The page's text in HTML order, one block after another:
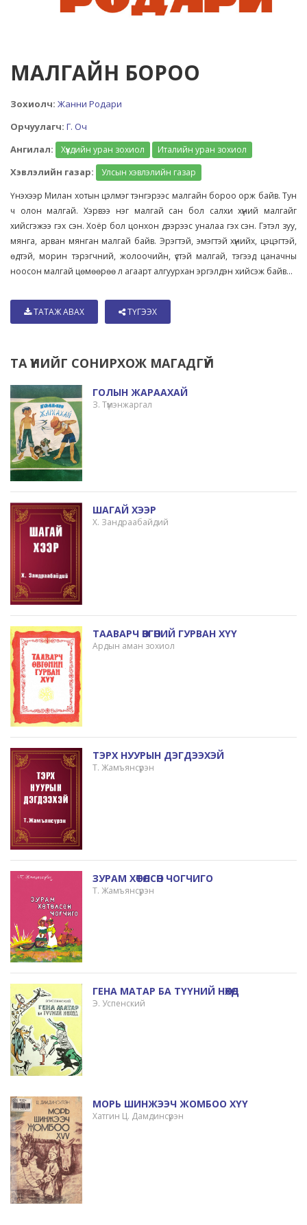
МАЛГАЙН БОРОО
Зохиолч: Жанни Родари
Орчуулагч: Г. Оч
Ангилал:
Хүүхдийн уран зохиол Италийн уран зохиол
Хэвлэлийн газар:
Улсын хэвлэлийн газар
Үнэхээр Милан хотын цэлмэг тэнгэрээс малгайн бороо орж байв. Тун
ч олон малгай. Хэрвээ нэг малгай сан бол салхи хүний малгайг
хийсгэжээ гэх сэн. Хоёр бол цонхон дээрээс уналаа гэх сэн. Гэтэл зуу,
мянга, арван мянган малгай байв. Эрэгтэй, эмэгтэй хүнийх, цэцэгтэй,
өдтэй, морин тэрэгчний, жолоочийн, үстэй малгай, тэгээд цаначны
ноосон малгай цөмөөрөө л агаарт алгуурхан эргэлдэн хийсэж байв...
ТАТАЖ АВАХ ТҮГЭЭХ
ТА ҮҮНИЙГ СОНИРХОЖ МАГАДГҮЙ
ГОЛЫН ЖАРААХАЙ
З. Түмэнжаргал
ШАГАЙ ХЭЭР
Х. Зандраабайдий
ТААВАРЧ ӨВГӨНИЙ ГУРВАН ХҮҮ
Ардын аман зохиол
ТЭРХ НУУРЫН ДЭГДЭЭХЭЙ
Т. Жамъянсүрэн
ЗУРАМ ХӨТӨЛСӨН ЧОГЧИГО
Т. Жамъянсүрэн
ГЕНА МАТАР БА ТҮҮНИЙ НӨХӨД
Э. Успенский
МОРЬ ШИНЖЭЭЧ ЖОМБОО ХҮҮ
Хатгин Ц. Дамдинсүрэн